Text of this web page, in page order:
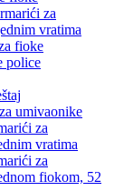
za
vratima
fioke
police
umivaonike
za
vratima
za
fiokom, 52